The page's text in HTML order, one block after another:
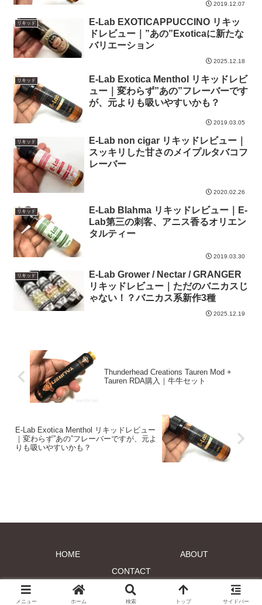
2019.12.07
リキッド
E-Lab EXOTICAPPUCCINO リキッ
ドレビュー｜”あの”Exoticaに新たな
バリエーション
2025.12.18
リキッド
E-Lab Exotica Menthol リキッドレビ
ュー｜変わらず”あの”フレーバーです
が、元よりも吸いやすいかも？
2019.03.05
リキッド
E-Lab non cigar リキッドレビュー｜
スッキリした甘さのメイプルタバコフ
レーバー
2020.02.26
リキッド
E-Lab Blahma リキッドレビュー｜E-
Lab第三の刺客、アニス香るオリエン
タルティー
2019.03.30
リキッド
E-Lab Grower / Nectar / GRANGER
リキッドレビュー｜ただのバニカスじ
ゃない！？バニカス系新作3種
2025.12.19
Thunderhead Creations Tauren Mod +
Tauren RDA購入｜牛牛セット
E-Lab Exotica Menthol リキッドレビュー
｜変わらず”あの”フレーバーですが、元よ
りも吸いやすいかも？
HOME
ABOUT
CONTACT
© 2017 marz04.net.
メニュー ホーム 検索 トップ サイドバー